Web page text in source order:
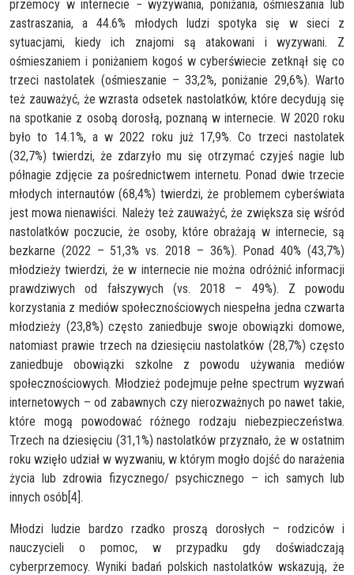
przemocy w internecie − wyzywania, poniżania, ośmieszania lub
zastraszania, a 44.6% młodych ludzi spotyka się w sieci z
sytuacjami, kiedy ich znajomi są atakowani i wyzywani. Z
ośmieszaniem i poniżaniem kogoś w cyberświecie zetknął się co
trzeci nastolatek (ośmieszanie – 33,2%, poniżanie 29,6%). Warto
też zauważyć, że wzrasta odsetek nastolatków, które decydują się
na spotkanie z osobą dorosłą, poznaną w internecie. W 2020 roku
było to 14.1%, a w 2022 roku już 17,9%. Co trzeci nastolatek
(32,7%) twierdzi, że zdarzyło mu się otrzymać czyjeś nagie lub
półnagie zdjęcie za pośrednictwem internetu. Ponad dwie trzecie
młodych internautów (68,4%) twierdzi, że problemem cyberświata
jest mowa nienawiści. Należy też zauważyć, że zwiększa się wśród
nastolatków poczucie, że osoby, które obrażają w internecie, są
bezkarne (2022 – 51,3% vs. 2018 – 36%). Ponad 40% (43,7%)
młodzieży twierdzi, że w internecie nie można odróżnić informacji
prawdziwych od fałszywych (vs. 2018 – 49%). Z powodu
korzystania z mediów społecznościowych niespełna jedna czwarta
młodzieży (23,8%) często zaniedbuje swoje obowiązki domowe,
natomiast prawie trzech na dziesięciu nastolatków (28,7%) często
zaniedbuje obowiązki szkolne z powodu używania mediów
społecznościowych. Młodzież podejmuje pełne spectrum wyzwań
internetowych – od zabawnych czy nierozważnych po nawet takie,
które mogą powodować różnego rodzaju niebezpieczeństwa.
Trzech na dziesięciu (31,1%) nastolatków przyznało, że w ostatnim
roku wzięło udział w wyzwaniu, w którym mogło dojść do narażenia
życia lub zdrowia fizycznego/ psychicznego – ich samych lub
innych osób[4].
Młodzi ludzie bardzo rzadko proszą dorosłych – rodziców i
nauczycieli o pomoc, w przypadku gdy doświadczają
cyberprzemocy. Wyniki badań polskich nastolatków wskazują, że